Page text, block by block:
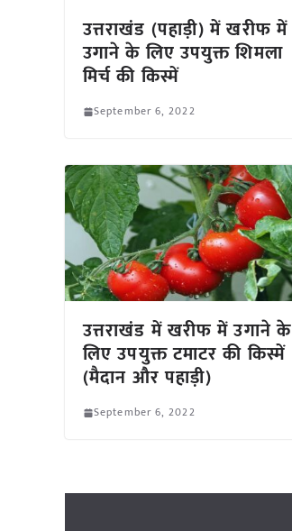
उत्तराखंड (पहाड़ी) में खरीफ में
उगाने के लिए उपयुक्त शिमला
मिर्च की किस्में
September 6, 2022
उत्तराखंड में खरीफ में उगाने के
लिए उपयुक्त टमाटर की किस्में
(मैदान और पहाड़ी)
September 6, 2022